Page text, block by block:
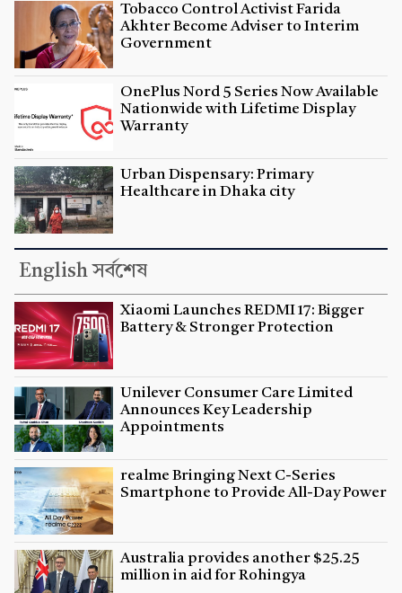
Tobacco Control Activist Farida
Akhter Become Adviser to Interim
Government
OnePlus Nord 5 Series Now Available
Nationwide with Lifetime Display
Warranty
Urban Dispensary: Primary
Healthcare in Dhaka city
English সর্বশেষ
Xiaomi Launches REDMI 17: Bigger
Battery & Stronger Protection
Unilever Consumer Care Limited
Announces Key Leadership
Appointments
realme Bringing Next C-Series
Smartphone to Provide All-Day Power
Australia provides another $25.25
million in aid for Rohingya